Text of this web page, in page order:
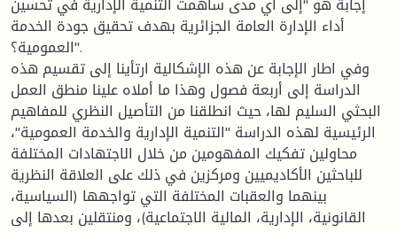
أداء الإدارة العامة الجزائرية بهدف تحقيق جودة الخدمة
العمومية؟".
وفي اطار الإجابة عن هذه الإشكالية ارتأينا إلى تقسيم هذه
الدراسة إلى أربعة فصول وهذا ما أملاه علينا منطق العمل
البحثي السليم لها، حيث انطلقنا من التأصيل النظري للمفاهيم
الرئيسية لهذه الدراسة "التنمية الإدارية والخدمة العمومية"،
محاولين تفكيك المفهومين من خلال الاجتهادات المختلفة
للباحثين الأكاديميين ومركزين في ذلك على العلاقة النظرية
بينهما والعقبات المختلفة التي تواجهها (السياسية،
القانونية، الإدارية، المالية الاجتماعية)، ومنتقلين بعدها إلى